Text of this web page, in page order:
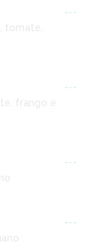
---
tomate,
---
---
---